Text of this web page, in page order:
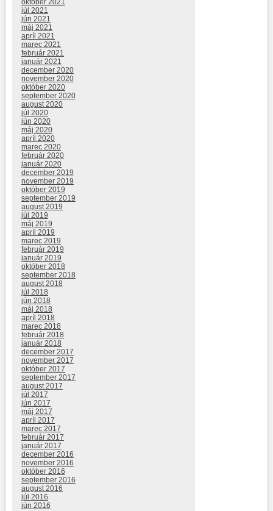
október 2021
júl 2021
jún 2021
máj 2021
apríl 2021
marec 2021
február 2021
január 2021
december 2020
november 2020
október 2020
september 2020
august 2020
júl 2020
jún 2020
máj 2020
apríl 2020
marec 2020
február 2020
január 2020
december 2019
november 2019
október 2019
september 2019
august 2019
júl 2019
máj 2019
apríl 2019
marec 2019
február 2019
január 2019
október 2018
september 2018
august 2018
júl 2018
jún 2018
máj 2018
apríl 2018
marec 2018
február 2018
január 2018
december 2017
november 2017
október 2017
september 2017
august 2017
júl 2017
jún 2017
máj 2017
apríl 2017
marec 2017
február 2017
január 2017
december 2016
november 2016
október 2016
september 2016
august 2016
júl 2016
jún 2016